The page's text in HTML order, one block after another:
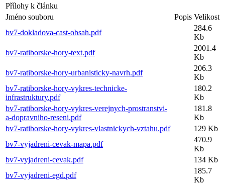
Přílohy k článku
Jméno souboru
Popis Velikost
bv7-dokladova-cast-obsah.pdf
284.6
Kb
bv7-ratiborske-hory-text.pdf
2001.4
Kb
bv7-ratiborske-hory-urbanisticky-navrh.pdf
206.3
Kb
bv7-ratiborske-hory-vykres-technicke-
infrastruktury.pdf
180.2
Kb
bv7-ratiborske-hory-vykres-verejnych-prostranstvi-
a-dopravniho-reseni.pdf
181.8
Kb
bv7-ratiborske-hory-vykres-vlastnickych-vztahu.pdf
129 Kb
bv7-vyjadreni-cevak-mapa.pdf
470.9
Kb
bv7-vyjadreni-cevak.pdf
134 Kb
bv7-vyjadreni-egd.pdf
185.7
Kb